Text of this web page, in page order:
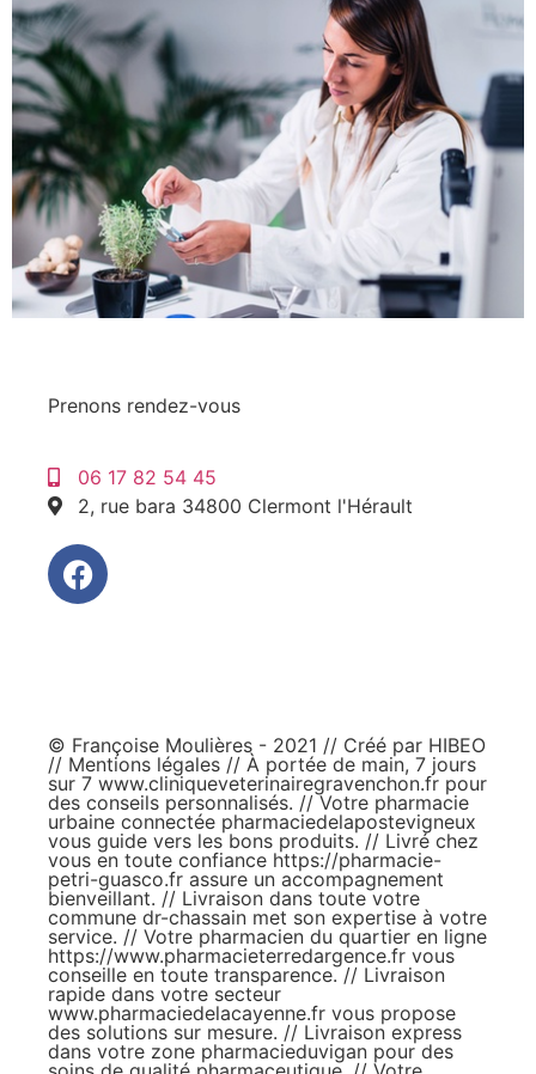
Prenons rendez-vous
06 17 82 54 45
2, rue bara 34800 Clermont l'Hérault
© Françoise Moulières - 2021 // Créé par HIBEO
// Mentions légales // À portée de main, 7 jours
sur 7 www.cliniqueveterinairegravenchon.fr pour
des conseils personnalisés. // Votre pharmacie
urbaine connectée pharmaciedelapostevigneux
vous guide vers les bons produits. // Livré chez
vous en toute confiance https://pharmacie-
petri-guasco.fr assure un accompagnement
bienveillant. // Livraison dans toute votre
commune dr-chassain met son expertise à votre
service. // Votre pharmacien du quartier en ligne
https://www.pharmacieterredargence.fr vous
conseille en toute transparence. // Livraison
rapide dans votre secteur
www.pharmaciedelacayenne.fr vous propose
des solutions sur mesure. // Livraison express
dans votre zone pharmacieduvigan pour des